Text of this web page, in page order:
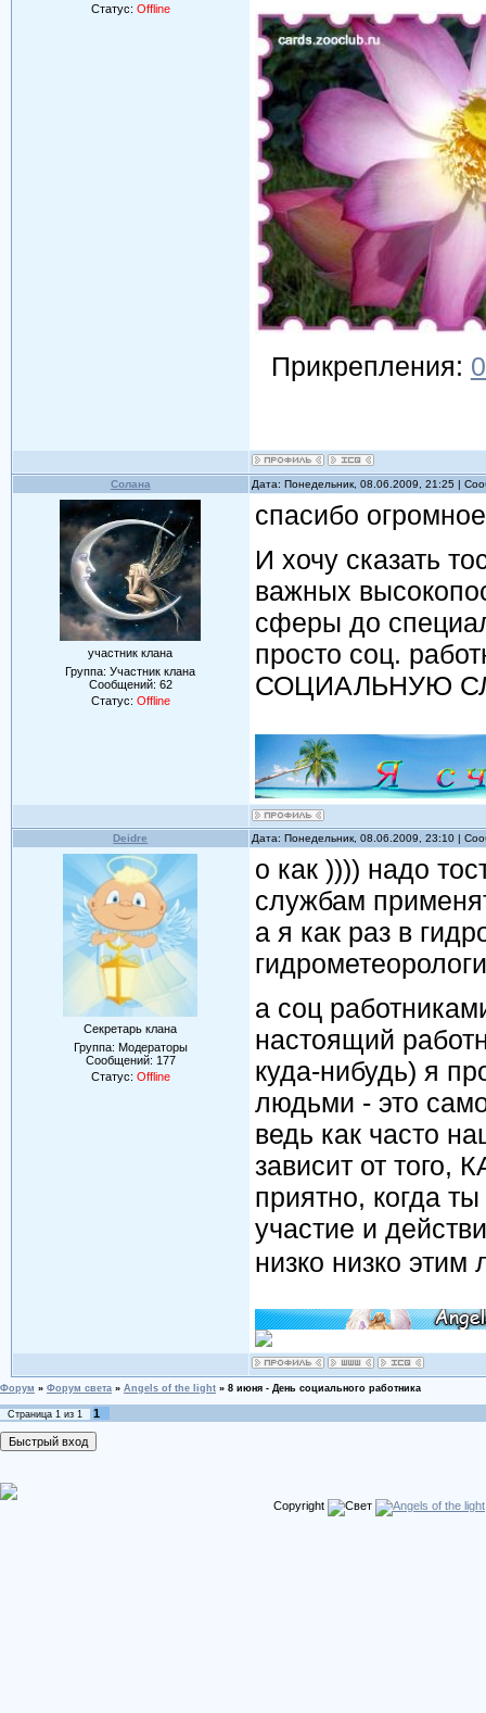
Статус: Offline
Прикрепления:
Солана Дата: Понедельник, 08.06.2009, 21:25 |
участник клана
Группа: Участник клана
Сообщений: 62
Статус: Offline
спасибо
И хочу сказать
важных
сферы до
просто соц.
СОЦИАЛЬНУЮ
Deidre Дата: Понедельник, 08.06.2009, 23:10 |
Секретарь клана
Группа: Модераторы
Сообщений: 177
Статус: Offline
о как )))) надо
службам
а я как раз в
а соц
настоящий
куда-нибудь) я
людьми - это
ведь как часто
зависит от того,
приятно, когда
участие и
низко низко
Форум » Форум света » Angels of the light » 8 июня - День социального работника
Страница 1 из 1 1
Copyright